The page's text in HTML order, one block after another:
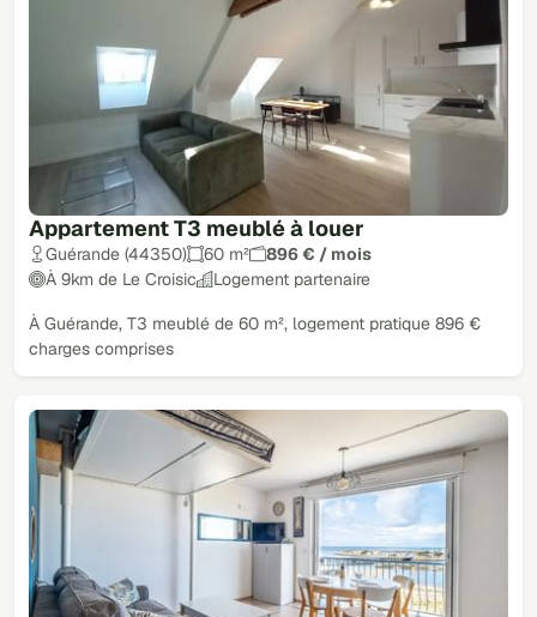
Appartement T3 meublé à louer
Guérande (44350) 60 m²
896 € / mois
À 9km de Le Croisic
Logement partenaire
À Guérande, T3 meublé de 60 m², logement pratique 896 €
charges comprises